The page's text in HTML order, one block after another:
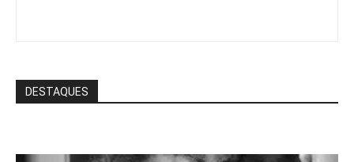
DESTAQUES